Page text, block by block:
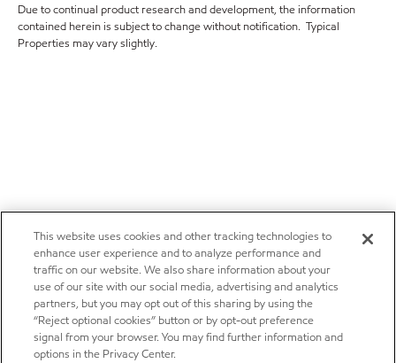
Due to continual product research and development, the information
contained herein is subject to change without notification. Typical
Properties may vary slightly.
This website uses cookies and other tracking technologies to
enhance user experience and to analyze performance and
traffic on our website. We also share information about your
use of our site with our social media, advertising and analytics
partners, but you may opt out of this sharing by using the
“Reject optional cookies” button or by opt-out preference
signal from your browser. You may find further information and
options in the Privacy Center.